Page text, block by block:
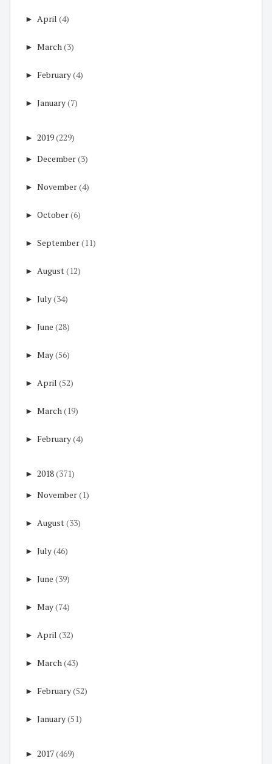
► April (4)
► March(3)
► February(4)
► January(7)
► 2019(229)
► December(3)
► November(4)
► October(6)
► September(11)
► August(12)
► July(34)
► June (28)
► May(56)
► April (52)
► March(19)
► February(4)
► 2018(371)
► November(1)
► August(33)
► July(46)
► June (39)
► May(74)
► April (32)
► March(43)
► February(52)
► January(51)
► 2017(469)